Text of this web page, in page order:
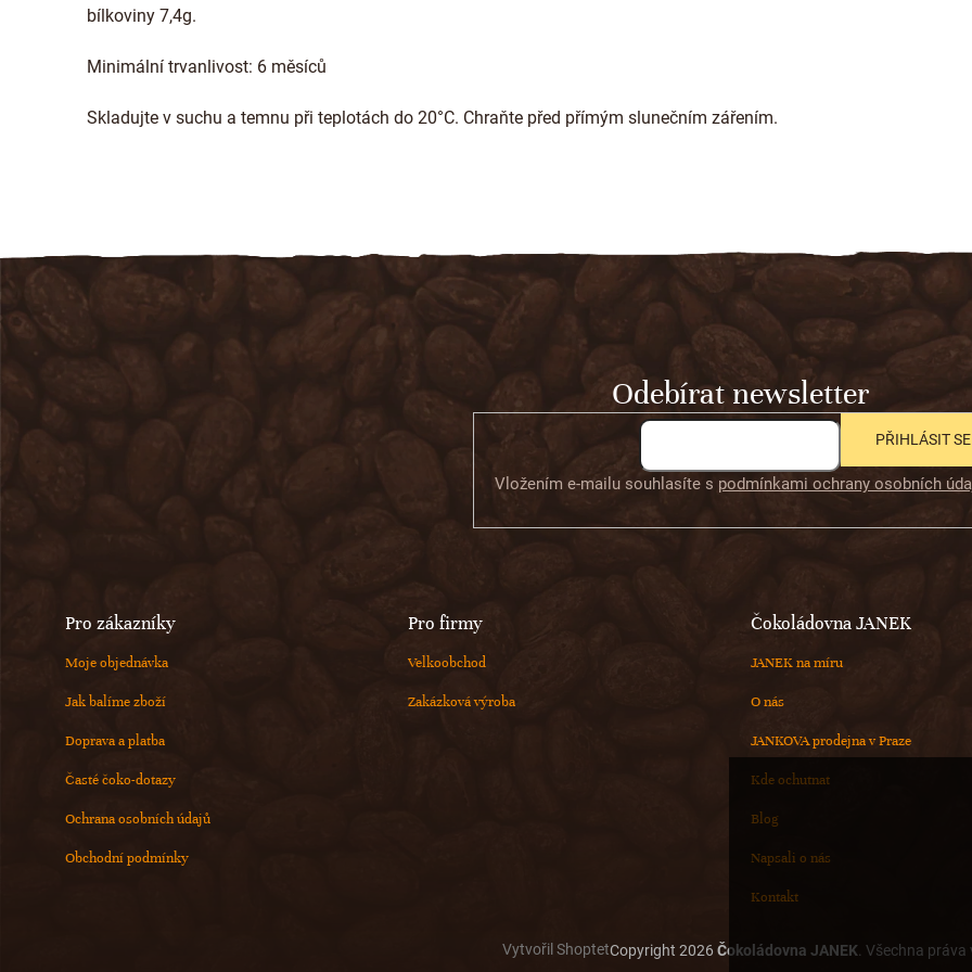
bílkoviny 7,4g.
Minimální trvanlivost: 6 měsíců
Skladujte v suchu a temnu při teplotách do 20°C. Chraňte před přímým slunečním zářením.
Z
á
p
a
Odebírat newsletter
Vložením e-mailu souhlasíte s podmínkami ochrany osobních
PŘIHLÁSIT SE
Pro zákazníky
Moje objednávka
Jak balíme zboží
Doprava a platba
Časté čoko-dotazy
Ochrana osobních údajů
Obchodní podmínky
Pro firmy
Velkoobchod
Zakázková výroba
Čokoládovna JANEK
JANEK na míru
O nás
JANKOVA prodejna v Praze
Kde ochutnat
Blog
Napsali o nás
Kontakt
Vytvořil ShoptetCopyright 2026Čokoládovna JANEK. Všechna práva